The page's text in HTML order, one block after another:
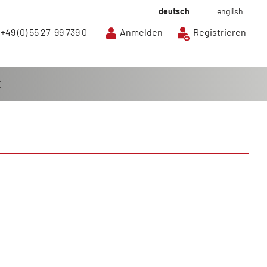
deutsch english
+49 (0) 55 27-99 739 0 Anmelden Registrieren